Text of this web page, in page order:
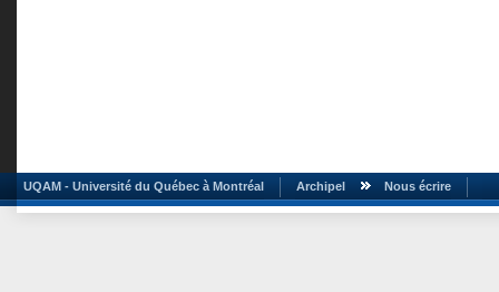
UQAM - Université du Québec à Montréal Archipel Nous écrire